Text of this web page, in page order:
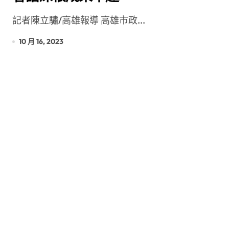
記者陳立驌/高雄報導 高雄市政...
10 月 16, 2023